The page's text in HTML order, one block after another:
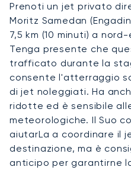
Prenoti un jet privato
Moritz Samedan
7,5 km (10 minuti) a
Tenga presente che
trafficato durante la
consente l'atterraggio
di jet noleggiati. Ha
ridotte ed è sensibile
meteorologiche. Il Suo
aiutarLa a coordinare il
destinazione, ma è
anticipo per garantirne